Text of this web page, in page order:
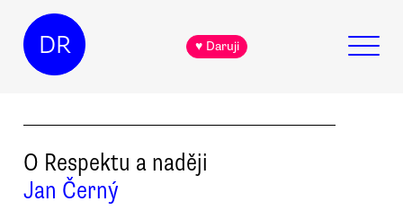
DR ♥ Daruji
O Respektu a naději
Jan Černý